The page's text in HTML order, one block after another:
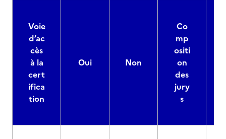
Voie
d’ac
cès
à la
cert
ifica
tion
Oui Non
Co
mp
ositi
on
des
jury
s